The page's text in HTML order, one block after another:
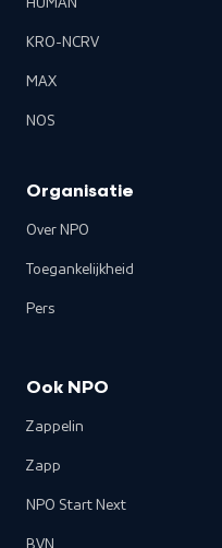
HUMAN
KRO-NCRV
MAX
NOS
Organisatie
Over NPO
Toegankelijkheid
Pers
Ook NPO
Zappelin
Zapp
NPO Start Next
BVN